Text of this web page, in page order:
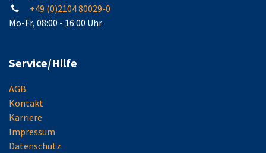
+49 (0)2104 80029-0
Mo-Fr, 08:00 - 16:00 Uhr
Service/Hilfe
AGB
Kontakt
Karriere
Impressum
Datenschutz